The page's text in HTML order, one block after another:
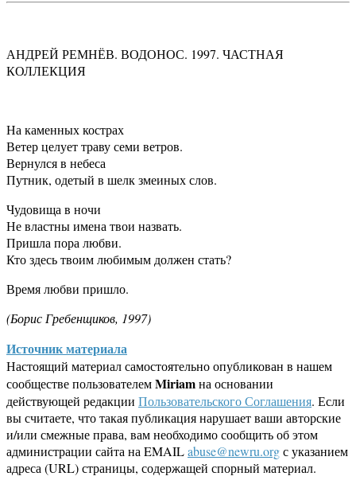
АНДРЕЙ РЕМНЁВ. ВОДОНОС. 1997. ЧАСТНАЯ
КОЛЛЕКЦИЯ
На каменных кострах
Ветер целует траву семи ветров.
Вернулся в небеса
Путник, одетый в шелк змеиных слов.
Чудовища в ночи
Не властны имена твои назвать.
Пришла пора любви.
Кто здесь твоим любимым должен стать?
Время любви пришло.
(Борис Гребенщиков, 1997)
Источник материала
Настоящий материал самостоятельно опубликован в нашем
сообществе пользователемMiriamна основании
действующей редакции Пользовательского Соглашения. Если
вы считаете, что такая публикация нарушает ваши авторские
и/или смежные права, вам необходимо сообщить об этом
администрации сайта на EMAILabuse@newru.orgс указанием
адреса (URL) страницы, содержащей спорный материал.